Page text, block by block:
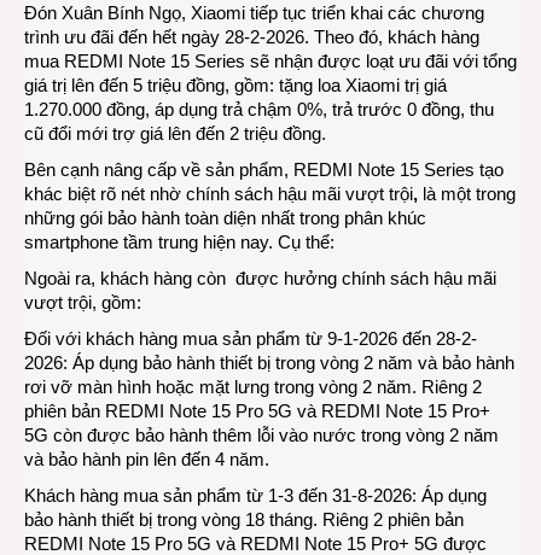
Đón Xuân Bính Ngọ, Xiaomi tiếp tục triển khai các chương
trình ưu đãi đến hết ngày 28-2-2026. Theo đó, khách hàng
mua REDMI Note 15 Series sẽ nhận được loạt ưu đãi với tổng
giá trị lên đến 5 triệu đồng, gồm: tặng loa Xiaomi trị giá
1.270.000 đồng, áp dụng trả chậm 0%, trả trước 0 đồng, thu
cũ đổi mới trợ giá lên đến 2 triệu đồng.
Bên cạnh nâng cấp về sản phẩm, REDMI Note 15 Series tạo
khác biệt rõ nét nhờ chính sách hậu mãi vượt trội, là một trong
những gói bảo hành toàn diện nhất trong phân khúc
smartphone tầm trung hiện nay. Cụ thể:
Ngoài ra, khách hàng còn được hưởng chính sách hậu mãi
vượt trội, gồm:
Đối với khách hàng mua sản phẩm từ 9-1-2026 đến 28-2-
2026: Áp dụng bảo hành thiết bị trong vòng 2 năm và bảo hành
rơi vỡ màn hình hoặc mặt lưng trong vòng 2 năm. Riêng 2
phiên bản REDMI Note 15 Pro 5G và REDMI Note 15 Pro+
5G còn được bảo hành thêm lỗi vào nước trong vòng 2 năm
và bảo hành pin lên đến 4 năm.
Khách hàng mua sản phẩm từ 1-3 đến 31-8-2026: Áp dụng
bảo hành thiết bị trong vòng 18 tháng. Riêng 2 phiên bản
REDMI Note 15 Pro 5G và REDMI Note 15 Pro+ 5G được